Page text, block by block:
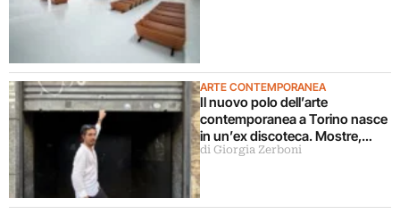
ARTE CONTEMPORANEA
Il nuovo polo dell’arte
contemporanea a Torino nasce
in un’ex discoteca. Mostre,
cinema, teatro, concerti,
di Giorgia Zerboni